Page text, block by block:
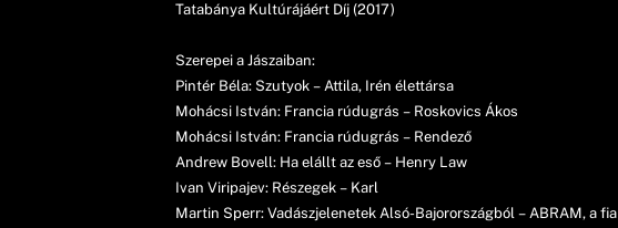
Tatabánya Kultúrájáért Díj (2017)
Szerepei a Jászaiban:
Pintér Béla: Szutyok – Attila, Irén élettársa
Mohácsi István: Francia rúdugrás – Roskovics Ákos
Mohácsi István: Francia rúdugrás – Rendező
Andrew Bovell: Ha elállt az eső – Henry Law
Ivan Viripajev: Részegek – Karl
Martin Sperr: Vadászjelenetek Alsó-Bajorországból – ABRAM, a fia